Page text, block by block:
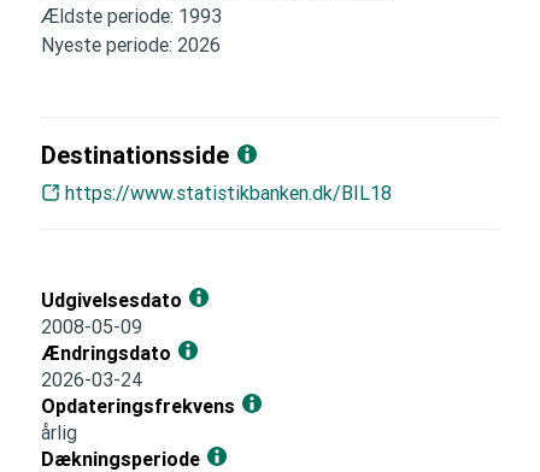
Ældste periode: 1993
Nyeste periode: 2026
Destinationsside
https://www.statistikbanken.dk/BIL18
Udgivelsesdato
2008-05-09
Ændringsdato
2026-03-24
Opdateringsfrekvens
årlig
Dækningsperiode